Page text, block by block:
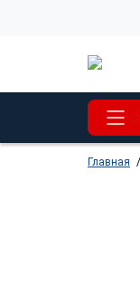
Главная